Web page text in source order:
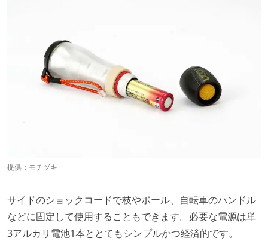
提供： モチヅキ
サイドのショックコードで枝やポール、自転車のハンドル
などに固定して使用することもできます。必要な電源は単
3アルカリ電池1本ととてもシンプルかつ経済的です。